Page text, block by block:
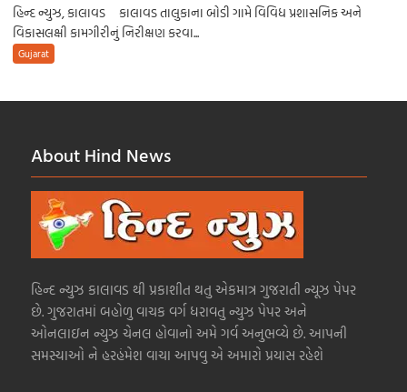
હિન્દ ન્યુઝ, કાલાવડ કાલાવડ તાલુકાના બોડી ગામે વિવિધ પ્રશાસનિક અને
વિકાસલક્ષી કામગીરીનું નિરીક્ષણ કરવા...
Gujarat
About Hind News
હિન્દ ન્યુઝ કાલાવડ થી પ્રકાશીત થતુ એકમાત્ર ગુજરાતી ન્યૂઝ પેપર
છે. ગુજરાતમાં બહોળુ વાચક વર્ગ ધરાવતુ ન્યુઝ પેપર અને
ઓનલાઇન ન્યુઝ ચેનલ હોવાનો અમે ગર્વ અનુભવ્યે છે. આપની
સમસ્યાઓ ને હરહંમેશ વાચા આપવુ એ અમારો પ્રયાસ રહેશે